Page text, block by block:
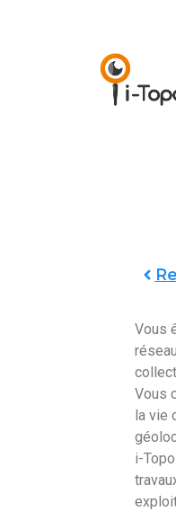
Vous
Vous
la vie
i-